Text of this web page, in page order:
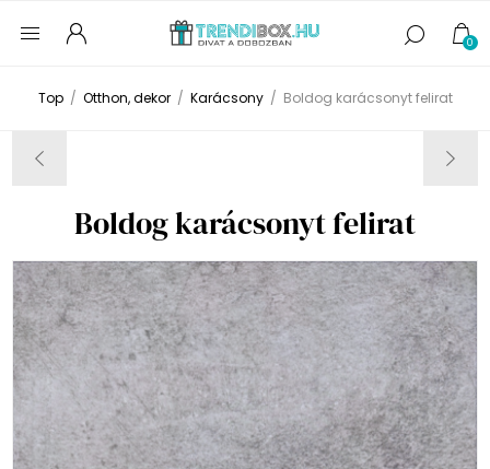
0
Top / Otthon, dekor / Karácsony / Boldog karácsonyt felirat
Boldog karácsonyt felirat